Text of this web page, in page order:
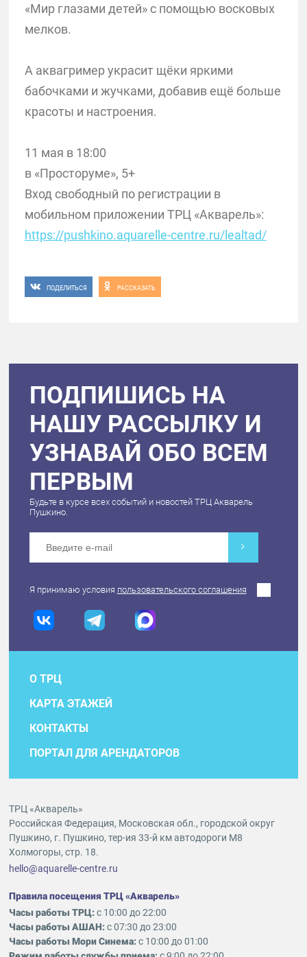
«Мир глазами детей» с помощью восковых
мелков.
А аквагример украсит щёки яркими
бабочками и жучками, добавив ещё больше
красоты и настроения.
11 мая в 18:00
в «Просторуме», 5+
Вход свободный по регистрации в
мобильном приложении ТРЦ «Акварель»:
https://pushkino.aquarelle-centre.ru/lealtad/
ПОДЕЛИТЬСЯ РАССКАЗАТЬ
ПОДПИШИСЬ НА
НАШУ РАССЫЛКУ И
УЗНАВАЙ ОБО ВСЕМ
ПЕРВЫМ
Будьте в курсе всех событий и новостей ТРЦ Акварель
Пушкино.
Я принимаю условия пользовательского соглашения
О ТРЦ
КАРТА ЭТАЖЕЙ
КОНТАКТЫ
ПОРТАЛ ДЛЯ АРЕНДАТОРОВ
ТРЦ «Акварель»
Российская Федерация, Московская обл., городской округ
Пушкино, г. Пушкино, тер-ия 33-й км автодороги М8
Холмогоры, стр. 18.
hello@aquarelle-centre.ru
Правила посещения ТРЦ «Акварель»
Часы работы ТРЦ:с 10:00 до 22:00
Часы работы АШАН:с 07:30 до 23:00
Часы работы Мори Синема:с 10:00 до 01:00